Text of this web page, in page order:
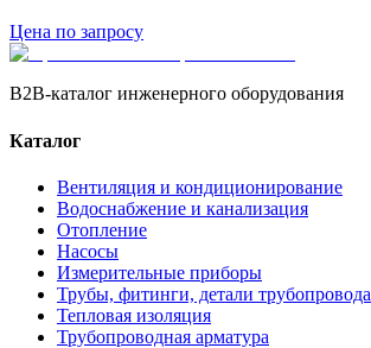
Цена по запросу
B2B-каталог инженерного оборудования
Каталог
Вентиляция и кондиционирование
Водоснабжение и канализация
Отопление
Насосы
Измерительные приборы
Трубы, фитинги, детали трубопровода
Тепловая изоляция
Трубопроводная арматура